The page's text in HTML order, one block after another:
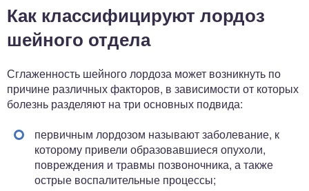
Как классифицируют лордоз
шейного отдела
Сглаженность шейного лордоза может возникнуть по
причине различных факторов, в зависимости от которых
болезнь разделяют на три основных подвида:
первичным лордозом называют заболевание, к
которому привели образовавшиеся опухоли,
повреждения и травмы позвоночника, а также
острые воспалительные процессы;